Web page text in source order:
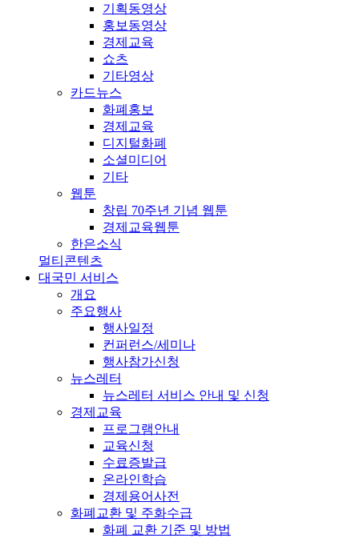
기획동영상
홍보동영상
경제교육
쇼츠
기타영상
카드뉴스
화폐홍보
경제교육
디지털화폐
소셜미디어
기타
웹툰
창립 70주년 기념 웹툰
경제교육웹툰
한은소식
멀티콘텐츠
대국민 서비스
개요
주요행사
행사일정
컨퍼런스/세미나
행사참가신청
뉴스레터
뉴스레터 서비스 안내 및 신청
경제교육
프로그램안내
교육신청
수료증발급
온라인학습
경제용어사전
화폐교환 및 주화수급
화폐 교환 기준 및 방법